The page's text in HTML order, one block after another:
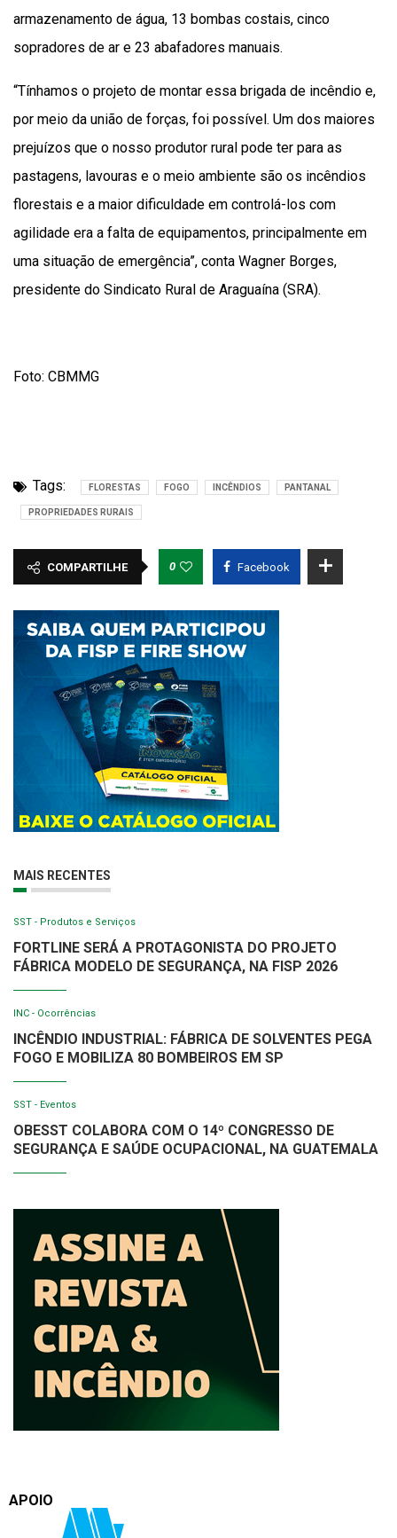
armazenamento de água, 13 bombas costais, cinco
sopradores de ar e 23 abafadores manuais.
“Tínhamos o projeto de montar essa brigada de incêndio e,
por meio da união de forças, foi possível. Um dos maiores
prejuízos que o nosso produtor rural pode ter para as
pastagens, lavouras e o meio ambiente são os incêndios
florestais e a maior dificuldade em controlá-los com
agilidade era a falta de equipamentos, principalmente em
uma situação de emergência”, conta Wagner Borges,
presidente do Sindicato Rural de Araguaína (SRA).
Foto: CBMMG
Tags: FLORESTAS FOGO INCÊNDIOS PANTANAL
PROPRIEDADES RURAIS
COMPARTILHE 0 Facebook
MAIS RECENTES
SST - Produtos e Serviços
FORTLINE SERÁ A PROTAGONISTA DO PROJETO
FÁBRICA MODELO DE SEGURANÇA, NA FISP 2026
INC - Ocorrências
INCÊNDIO INDUSTRIAL: FÁBRICA DE SOLVENTES PEGA
FOGO E MOBILIZA 80 BOMBEIROS EM SP
SST - Eventos
OBESST COLABORA COM O 14º CONGRESSO DE
SEGURANÇA E SAÚDE OCUPACIONAL, NA GUATEMALA
APOIO